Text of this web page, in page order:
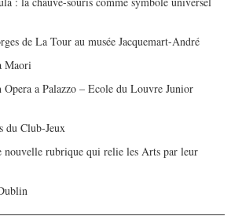
de La Tour au musée Jacquemart-André
Maori
Opera a Palazzo – Ecole du Louvre Junior
du Club-Jeux
nouvelle rubrique qui relie les Arts par leur